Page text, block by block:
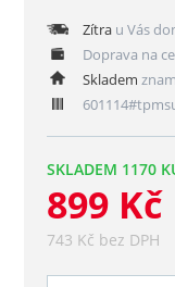
Zítrau Vás
Doprava na
Skladem
SKLADEM 1170
899 Kč
743 Kč bez DPH